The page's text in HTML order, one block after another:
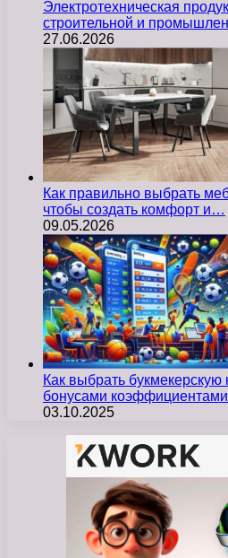
Электротехническая
строительной и
27.06.2026
Как правильно выбрать
чтобы создать комфорт и…
09.05.2026
Как выбрать
бонусами
03.10.2025